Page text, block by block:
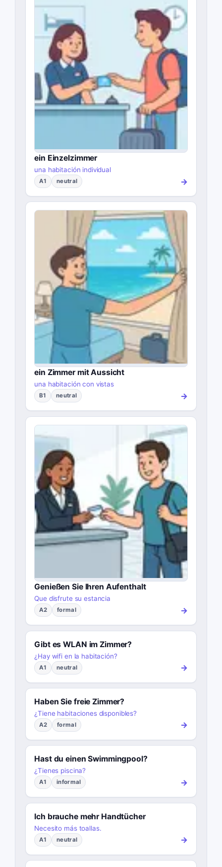
ein Einzelzimmer
una habitación individual
A1 neutral →
ein Zimmer mit Aussicht
una habitación con vistas
B1 neutral →
Genießen Sie Ihren Aufenthalt
Que disfrute su estancia
A2 formal →
Gibt es WLAN im Zimmer?
¿Hay wifi en la habitación?
A1 neutral →
Haben Sie freie Zimmer?
¿Tiene habitaciones disponibles?
A2 formal →
Hast du einen Swimmingpool?
¿Tienes piscina?
A1 informal →
Ich brauche mehr Handtücher
Necesito más toallas.
A1 neutral →